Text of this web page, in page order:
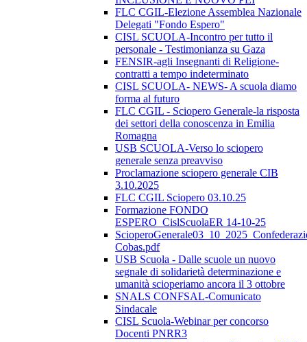
FLC CGIL-Elezione Assemblea Nazionale
Delegati "Fondo Espero"
CISL SCUOLA-Incontro per tutto il
personale - Testimonianza su Gaza
FENSIR-agli Insegnanti di Religione-
contratti a tempo indeterminato
CISL SCUOLA- NEWS- A scuola diamo
forma al futuro
FLC CGIL - Sciopero Generale-la risposta
dei settori della conoscenza in Emilia
Romagna
USB SCUOLA-Verso lo sciopero
generale senza preavviso
Proclamazione sciopero generale CIB
3.10.2025
FLC CGIL Sciopero 03.10.25
Formazione FONDO
ESPERO_CislScuolaER 14-10-25
Cobas.pdf
USB Scuola - Dalle scuole un nuovo
segnale di solidarietà determinazione e
umanità scioperiamo ancora il 3 ottobre
SNALS CONFSAL-Comunicato
Sindacale
CISL Scuola-Webinar per concorso
Docenti PNRR3